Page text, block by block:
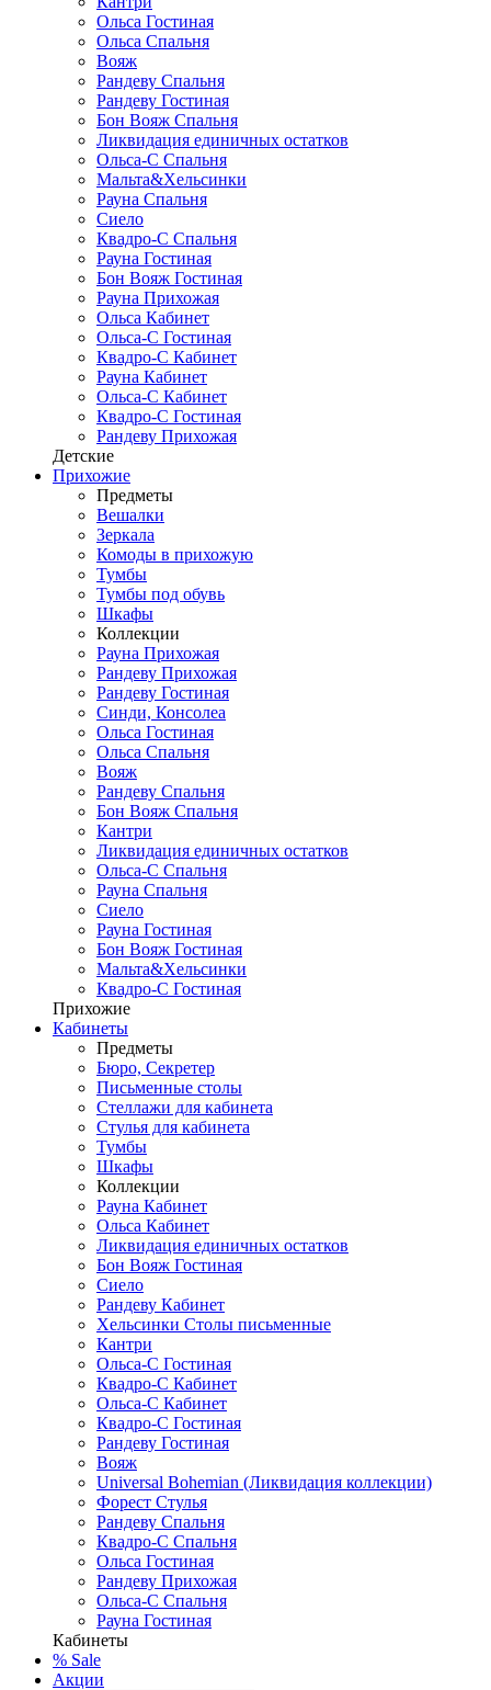
Ольса Гостиная
Ольса Спальня
Вояж
Рандеву Спальня
Рандеву Гостиная
Бон Вояж Спальня
Ликвидация единичных остатков
Ольса-С Спальня
Мальта&Хельсинки
Рауна Спальня
Сиело
Квадро-С Спальня
Рауна Гостиная
Бон Вояж Гостиная
Рауна Прихожая
Ольса Кабинет
Ольса-С Гостиная
Квадро-С Кабинет
Рауна Кабинет
Ольса-С Кабинет
Квадро-С Гостиная
Рандеву Прихожая
Детские
Прихожие
Предметы
Вешалки
Зеркала
Комоды в прихожую
Тумбы
Тумбы под обувь
Шкафы
Коллекции
Рауна Прихожая
Рандеву Прихожая
Рандеву Гостиная
Синди, Консолеа
Ольса Гостиная
Ольса Спальня
Вояж
Рандеву Спальня
Бон Вояж Спальня
Кантри
Ликвидация единичных остатков
Ольса-С Спальня
Рауна Спальня
Сиело
Рауна Гостиная
Бон Вояж Гостиная
Мальта&Хельсинки
Квадро-С Гостиная
Прихожие
Кабинеты
Предметы
Бюро, Секретер
Письменные столы
Стеллажи для кабинета
Стулья для кабинета
Тумбы
Шкафы
Коллекции
Рауна Кабинет
Ольса Кабинет
Ликвидация единичных остатков
Бон Вояж Гостиная
Сиело
Рандеву Кабинет
Хельсинки Столы письменные
Кантри
Ольса-С Гостиная
Квадро-С Кабинет
Ольса-С Кабинет
Квадро-С Гостиная
Рандеву Гостиная
Вояж
Universal Bohemian (Ликвидация коллекции)
Форест Стулья
Рандеву Спальня
Квадро-С Спальня
Ольса Гостиная
Рандеву Прихожая
Ольса-С Спальня
Рауна Гостиная
Кабинеты
% Sale
Акции